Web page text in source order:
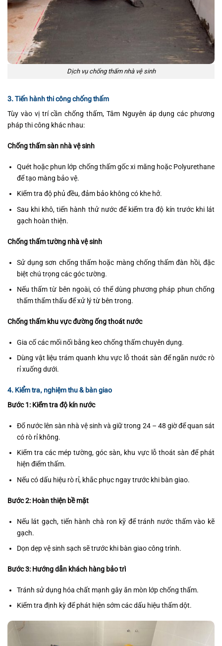
Dịch vụ chống thấm nhà vệ sinh
3. Tiến hành thi công chống thấm
Tùy vào vị trí cần chống thấm, Tâm Nguyên áp dụng các phương
pháp thi công khác nhau:
Chống thấm sàn nhà vệ sinh
Quét hoặc phun lớp chống thấm gốc xi măng hoặc Polyurethane
để tạo màng bảo vệ.
Kiểm tra độ phủ đều, đảm bảo không có khe hở.
Sau khi khô, tiến hành thử nước để kiểm tra độ kín trước khi lát
gạch hoàn thiện.
Chống thấm tường nhà vệ sinh
Sử dụng sơn chống thấm hoặc màng chống thấm đàn hồi, đặc
biệt chú trọng các góc tường.
Nếu thấm từ bên ngoài, có thể dùng phương pháp phun chống
thấm thẩm thấu để xử lý từ bên trong.
Chống thấm khu vực đường ống thoát nước
Gia cố các mối nối bằng keo chống thấm chuyên dụng.
Dùng vật liệu trám quanh khu vực lỗ thoát sàn để ngăn nước rò
rỉ xuống dưới.
4. Kiểm tra, nghiệm thu & bàn giao
Bước 1: Kiểm tra độ kín nước
Đổ nước lên sàn nhà vệ sinh và giữ trong 24 – 48 giờ để quan sát
có rò rỉ không.
Kiểm tra các mép tường, góc sàn, khu vực lỗ thoát sàn để phát
hiện điểm thấm.
Nếu có dấu hiệu rò rỉ, khắc phục ngay trước khi bàn giao.
Bước 2: Hoàn thiện bề mặt
Nếu lát gạch, tiến hành chà ron kỹ để tránh nước thấm vào kẽ
gạch.
Dọn dẹp vệ sinh sạch sẽ trước khi bàn giao công trình.
Bước 3: Hướng dẫn khách hàng bảo trì
Tránh sử dụng hóa chất mạnh gây ăn mòn lớp chống thấm.
Kiểm tra định kỳ để phát hiện sớm các dấu hiệu thấm dột.